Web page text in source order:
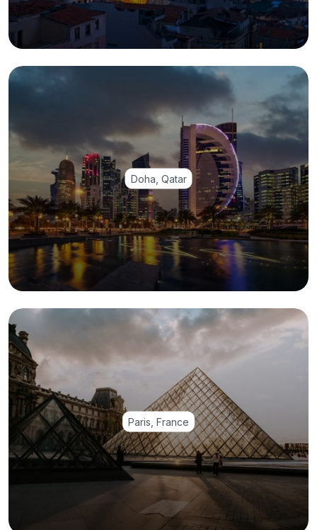
Doha, Qatar
Paris, France